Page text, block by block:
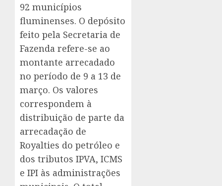
92 municípios
fluminenses. O depósito
feito pela Secretaria de
Fazenda refere-se ao
montante arrecadado
no período de 9 a 13 de
março. Os valores
correspondem à
distribuição de parte da
arrecadação de
Royalties do petróleo e
dos tributos IPVA, ICMS
e IPI às administrações